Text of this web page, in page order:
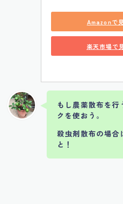
Amazonで
楽天市場で
もし農薬散布を行
クを使おう。
殺虫剤散布の場合
と！